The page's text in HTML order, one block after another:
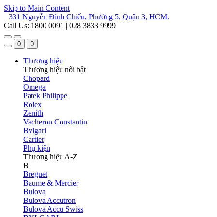
Skip to Main Content
331 Nguyễn Đình Chiểu, Phường 5, Quận 3, HCM.
Call Us: 1800 0091 | 028 3833 9999
0 0
Thương hiệu
Thương hiệu nổi bật
Chopard
Omega
Patek Philippe
Rolex
Zenith
Vacheron Constantin
Bvlgari
Cartier
Phụ kiện
Thương hiệu A-Z
B
Breguet
Baume & Mercier
Bulova
Bulova Accutron
Bulova Accu Swiss